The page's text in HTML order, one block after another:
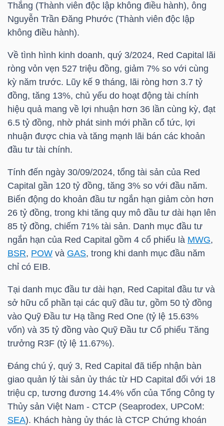
Thắng (Thành viên độc lập không điều hành), ông
Nguyễn Trần Đăng Phước (Thành viên độc lập
không điều hành).
Về tình hình kinh doanh, quý 3/2024, Red Capital lãi
ròng vỏn vẹn 527 triệu đồng, giảm 7% so với cùng
kỳ năm trước. Lũy kế 9 tháng, lãi ròng hơn 3.7 tỷ
đồng, tăng 13%, chủ yếu do hoạt động tài chính
hiệu quả mang về lợi nhuận hơn 36 lần cùng kỳ, đạt
6.5 tỷ đồng, nhờ phát sinh mới phần cổ tức, lợi
nhuận được chia và tăng mạnh lãi bán các khoản
đầu tư tài chính.
Tính đến ngày 30/09/2024, tổng tài sản của Red
Capital gần 120 tỷ đồng, tăng 3% so với đầu năm.
Biến động do khoản đầu tư ngắn hạn giảm còn hơn
26 tỷ đồng, trong khi tăng quy mô đầu tư dài hạn lên
85 tỷ đồng, chiếm 71% tài sản. Danh mục đầu tư
ngắn hạn của Red Capital gồm 4 cổ phiếu là MWG,
BSR, POW và GAS, trong khi danh mục đầu năm
chỉ có EIB.
Tại danh mục đầu tư dài hạn, Red Capital đầu tư và
sở hữu cổ phần tại các quỹ đầu tư, gồm 50 tỷ đồng
vào Quỹ Đầu tư Hạ tầng Red One (tỷ lệ 15.63%
vốn) và 35 tỷ đồng vào Quỹ Đầu tư Cổ phiếu Tăng
trưởng R3F (tỷ lệ 11.67%).
Đáng chú ý, quý 3, Red Capital đã tiếp nhận bàn
giao quản lý tài sản ủy thác từ HD Capital đối với 18
triệu cp, tương đương 14.4% vốn của Tổng Công ty
Thủy sản Việt Nam - CTCP (Seaprodex, UPCoM:
SEA). Khách hàng ủy thác là CTCP Chứng khoán
ĐÔNG
DƯƠNG
TÀI
CHÍNH
CÁ
NHÂN
TÍCH
VIETSTOCKFINANCE
VĨ
MÔ
NGHIỆP
CỔ